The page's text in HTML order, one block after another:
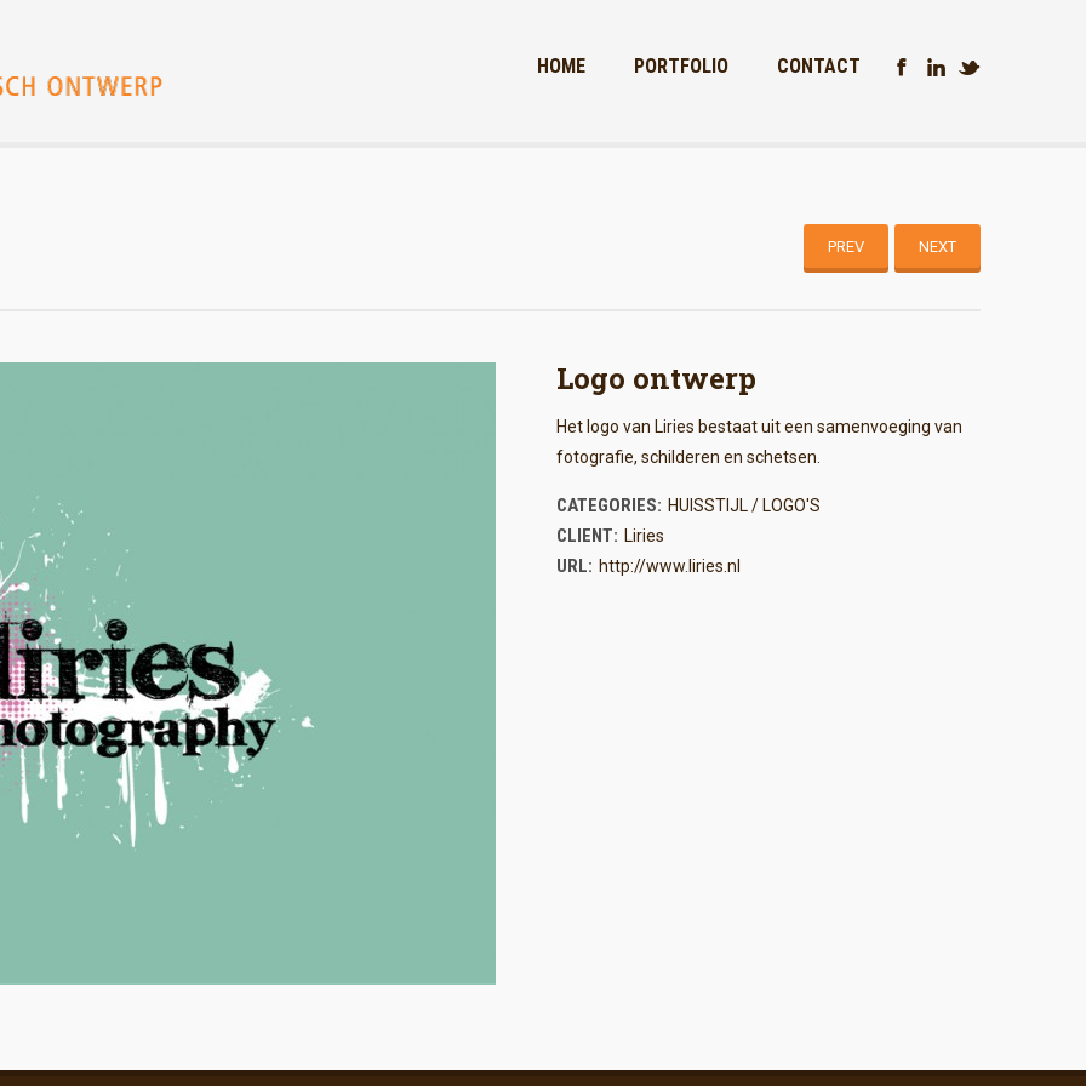
HOME PORTFOLIO CONTACT
NEXT
PREV
Logo ontwerp
Het logo van Liries bestaat uit een samenvoeging van
fotografie, schilderen en schetsen.
CATEGORIES: HUISSTIJL / LOGO'S
CLIENT: Liries
URL: http://www.liries.nl